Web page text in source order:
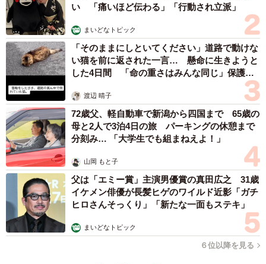
い 「痛いほど伝わる」「行動され立派」
まいどなトピック
「そのままにしといてください」道路で動けな
い猫を前に返された一言… 懸命に生きようと
した4日間 「命の重さはみんな同じ」保護団
渡辺 晴子
72歳父、軽自動車で新潟から四国まで 65歳の
母と2人で3泊4日の旅 パーキングの休憩まで
分刻み… 「大学生でも組まねえよ！」
山岡 もと子
父は「エミー賞」主演男優賞の真田広之 31歳
イケメン俳優が長髪ヒゲのワイルド近影「ガチ
ヒロさんそっくり」「新たな一面もステキ」
まいどなトピック
６位以降を見る